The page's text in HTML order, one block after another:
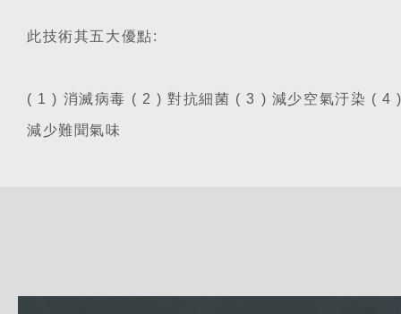
此技術其五大優點:
( 1 ) 消滅病毒 ( 2 ) 對抗細菌 ( 3 ) 減少空氣汙染 ( 4
減少難聞氣味